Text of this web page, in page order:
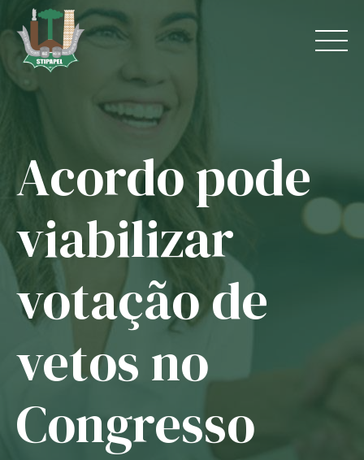
to
content
Jurídico
Convênios
Notícias
Associe-se
Acordo pode
viabilizar
votação de
vetos no
Congresso